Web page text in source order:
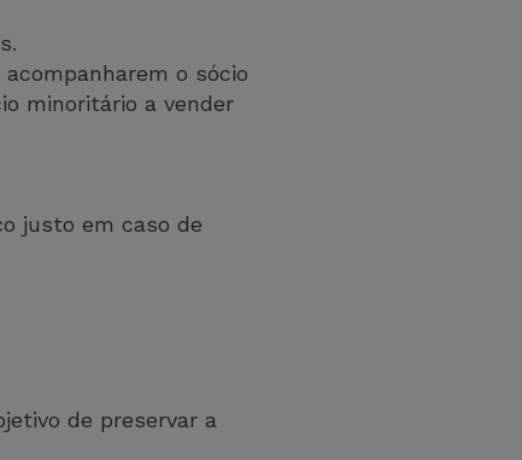
o sócio
minoritário a vender
justo em caso de
de preservar a